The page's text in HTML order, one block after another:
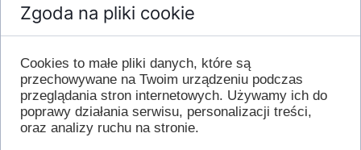
Msza Św. Żałobna odprawiona zostanie
dnia 28.05.2020 o godz. 9.30 w Kościele
p.w. Św. Antoniego w Falkowej.
Uroczystości pogrzebowe odbędą się o
godzinie 11.00 na Cmentarzu w
Gołąbkowicach.
Zgoda na pliki cookie
Cookies to małe pliki danych, które są
przechowywane na Twoim urządzeniu podczas
przeglądania stron internetowych. Używamy ich do
poprawy działania serwisu, personalizacji treści,
oraz analizy ruchu na stronie.